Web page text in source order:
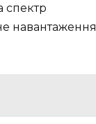
спектр
навантаження